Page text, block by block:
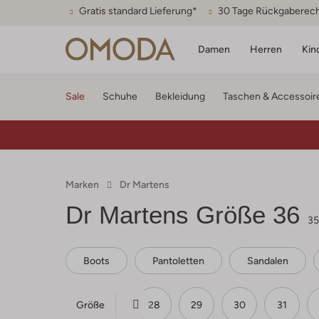
Gratis standard Lieferung* 30 Tage
Damen Herren
Sale Schuhe Bekleidung Taschen &
Marken Dr Martens
Dr Martens Größe 36
Boots Pantoletten Sandalen
Größe 28 29 30 31